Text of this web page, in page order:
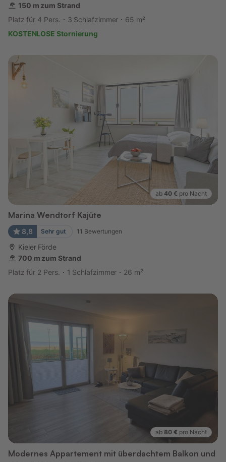
150 m zum Strand
Platz für 4 Pers.
3 Schlafzimmer
65 m²
KOSTENLOSE Stornierung
ab 40 € pro Nacht
Marina Wendtorf Kajüte
8,8 Sehr gut 11 Bewertungen
Kieler Förde
700 m zum Strand
Platz für 2 Pers.
1 Schlafzimmer 26 m²
ab 80 € pro Nacht
Modernes Appartement mit überdachtem Balkon und